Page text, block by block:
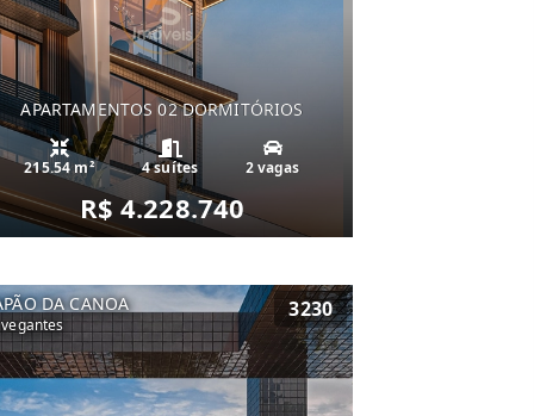
APARTAMENTOS 02 DORMITÓRIOS
215.54 m² 4 suítes 2 vagas
R$ 4.228.740
DA CANOA 3230